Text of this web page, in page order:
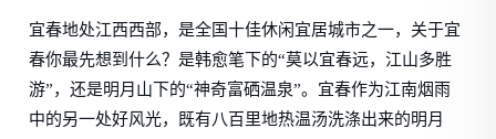
宜春地处江西西部，是全国十佳休闲宜居城市之一，关于宜
春你最先想到什么？是韩愈笔下的“莫以宜春远，江山多胜
游”，还是明月山下的“神奇富硒温泉”。宜春作为江南烟雨
中的另一处好风光，既有八百里地热温汤洗涤出来的明月